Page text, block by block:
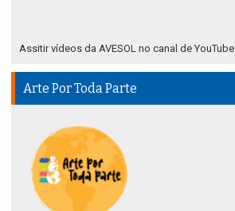
Assitir vídeos da AVESOL no canal de YouTube
Arte Por Toda Parte